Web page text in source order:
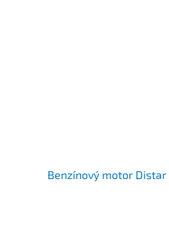
Benzínový motor Distar